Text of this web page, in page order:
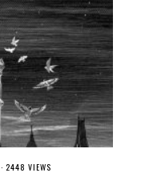
· 2448 VIEWS